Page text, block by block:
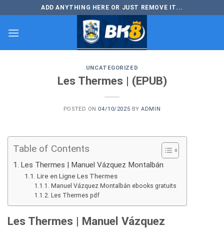
to
content
ADD ANYTHING HERE OR JUST REMOVE IT...
UNCATEGORIZED
Les Thermes | (EPUB)
POSTED ON 04/10/2025 BYADMIN
Table of Contents
Les Thermes | Manuel Vázquez Montalbán
Lire en Ligne Les Thermes
Manuel Vázquez Montalbán ebooks gratuits
Les Thermes pdf
Les Thermes | Manuel Vázquez